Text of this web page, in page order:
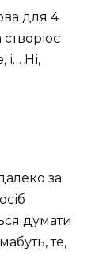
для 4
створює
і… Ні,
за
думати
те,